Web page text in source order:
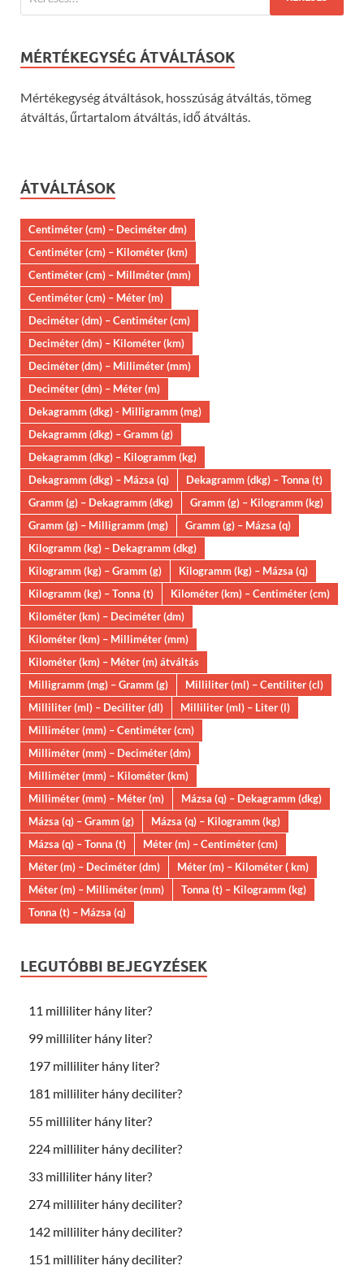
MÉRTÉKEGYSÉG ÁTVÁLTÁSOK
Mértékegység átváltások, hosszúság átváltás, tömeg
átváltás, űrtartalom átváltás, idő átváltás.
ÁTVÁLTÁSOK
Centiméter (cm) – Deciméter dm)
Centiméter (cm) – Kilométer (km)
Centiméter (cm) – Millméter (mm)
Centiméter (cm) – Méter (m)
Deciméter (dm) – Centiméter (cm)
Deciméter (dm) – Kilométer (km)
Deciméter (dm) – Milliméter (mm)
Deciméter (dm) – Méter (m)
Dekagramm (dkg) - Milligramm (mg)
Dekagramm (dkg) – Gramm (g)
Dekagramm (dkg) – Kilogramm (kg)
Dekagramm (dkg) – Mázsa (q)
Dekagramm (dkg) – Tonna (t)
Gramm (g) – Dekagramm (dkg)
Gramm (g) – Kilogramm (kg)
Gramm (g) – Milligramm (mg)
Gramm (g) – Mázsa (q)
Kilogramm (kg) – Dekagramm (dkg)
Kilogramm (kg) – Gramm (g)
Kilogramm (kg) – Mázsa (q)
Kilogramm (kg) – Tonna (t)
Kilométer (km) – Centiméter (cm)
Kilométer (km) – Deciméter (dm)
Kilométer (km) – Milliméter (mm)
Kilométer (km) – Méter (m) átváltás
Milligramm (mg) – Gramm (g)
Milliliter (ml) – Centiliter (cl)
Milliliter (ml) – Deciliter (dl)
Milliliter (ml) – Liter (l)
Milliméter (mm) – Centiméter (cm)
Milliméter (mm) – Deciméter (dm)
Milliméter (mm) – Kilométer (km)
Milliméter (mm) – Méter (m)
Mázsa (q) – Dekagramm (dkg)
Mázsa (q) – Gramm (g)
Mázsa (q) – Kilogramm (kg)
Mázsa (q) – Tonna (t)
Méter (m) – Centiméter (cm)
Méter (m) – Deciméter (dm)
Méter (m) – Kilométer ( km)
Méter (m) – Milliméter (mm)
Tonna (t) – Kilogramm (kg)
Tonna (t) – Mázsa (q)
LEGUTÓBBI BEJEGYZÉSEK
11 milliliter hány liter?
99 milliliter hány liter?
197 milliliter hány liter?
181 milliliter hány deciliter?
55 milliliter hány liter?
224 milliliter hány deciliter?
33 milliliter hány liter?
274 milliliter hány deciliter?
142 milliliter hány deciliter?
151 milliliter hány deciliter?